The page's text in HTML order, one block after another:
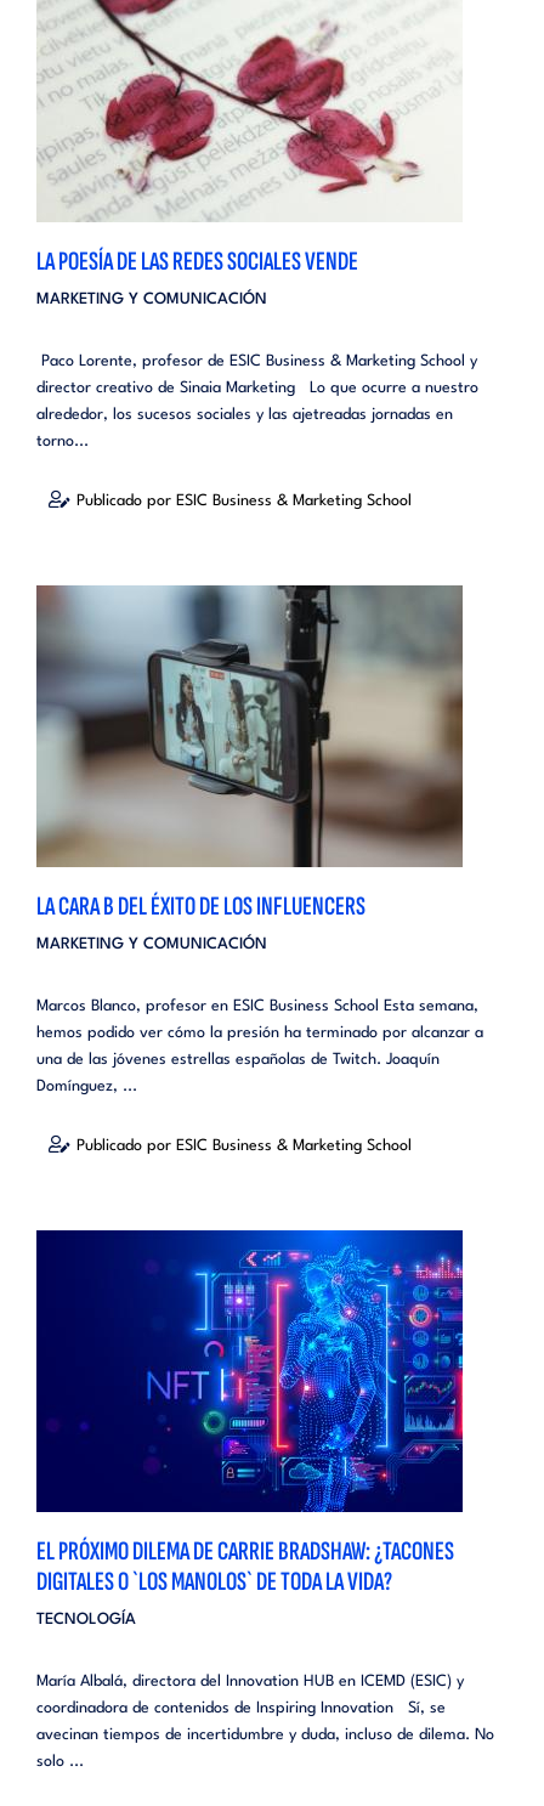
LA POESÍA DE LAS REDES SOCIALES VENDE
MARKETING Y COMUNICACIÓN
Paco Lorente, profesor de ESIC Business & Marketing School y
director creativo de Sinaia Marketing Lo que ocurre a nuestro
alrededor, los sucesos sociales y las ajetreadas jornadas en
torno...
Publicado por ESIC Business & Marketing School
LA CARA B DEL ÉXITO DE LOS INFLUENCERS
MARKETING Y COMUNICACIÓN
Marcos Blanco, profesor en ESIC Business School Esta semana,
hemos podido ver cómo la presión ha terminado por alcanzar a
una de las jóvenes estrellas españolas de Twitch. Joaquín
Domínguez, ...
Publicado por ESIC Business & Marketing School
EL PRÓXIMO DILEMA DE CARRIE BRADSHAW: ¿TACONES
DIGITALES O `LOS MANOLOS` DE TODA LA VIDA?
TECNOLOGÍA
María Albalá, directora del Innovation HUB en ICEMD (ESIC) y
coordinadora de contenidos de Inspiring Innovation Sí, se
avecinan tiempos de incertidumbre y duda, incluso de dilema. No
solo ...